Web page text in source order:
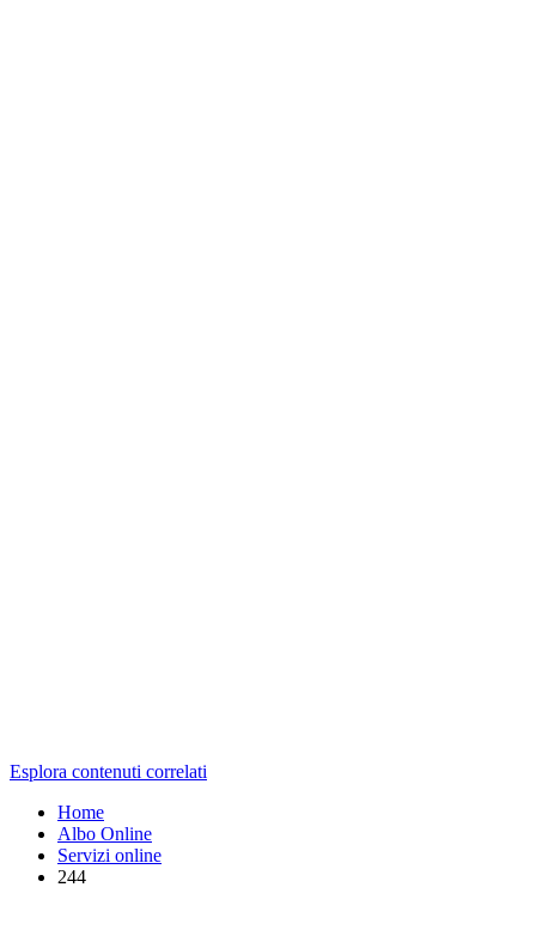
Esplora contenuti correlati
Home
Albo Online
Servizi online
244